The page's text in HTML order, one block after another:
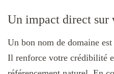
Un impact direct
Un bon nom de domaine
Il renforce votre crédibilité